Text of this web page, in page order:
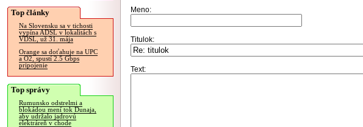
Top články
Na Slovensku sa v tichosti
vypína ADSL v lokalitách s
VDSL, už 31. mája
Orange sa doťahuje na UPC
a O2, spustí 2.5 Gbps
pripojenie
Top správy
Rumunsko odstrelmi a
blokádou mení tok Dunaja,
aby udržalo jadrovú
elektráreň v chode
Meno:
Titulok:
Text: